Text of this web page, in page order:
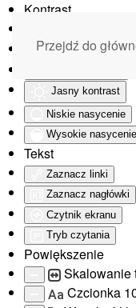
Kontrast
Jasny kontrast
Niskie nasycenie
Wysokie nasycenie
Tekst
Zaznacz linki
Zaznacz nagłówki
Czytnik ekranu
Tryb czytania
Powiększenie
Skalowanie
Aa Czcionka
Przejdź do